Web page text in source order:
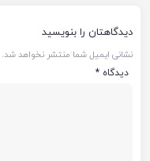
دیدگاهتان را بنویسید
نشانی ایمیل شما منتشر نخواهد شد.
دیدگاه *